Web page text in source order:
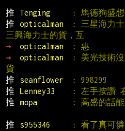
推
Tenging : 馬德狗盛
推
opticalman
: 三星海力
三興海力士的貨，互
→
opticalman : 惠
→
opticalman
: 美光技術
貨
推
seanflower : 998299
推
Lenney33 : 左手按讚
推
mopa
: 高盛的話
推
s955346 : 看了真可憐